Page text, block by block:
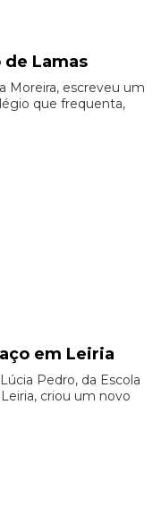
de Lamas
Moreira, escreveu um
que frequenta,
em Leiria
Pedro, da Escola
criou um novo